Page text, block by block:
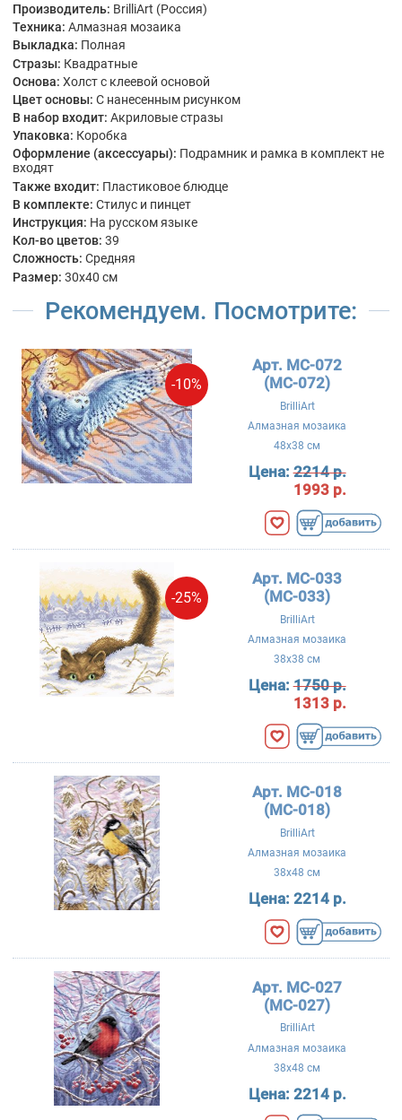
Производитель: BrilliArt (Россия)
Техника: Алмазная мозаика
Выкладка: Полная
Стразы: Квадратные
Основа: Холст с клеевой основой
Цвет основы: С нанесенным рисунком
В набор входит: Акриловые стразы
Упаковка: Коробка
Оформление (аксессуары): Подрамник и рамка в комплект не
входят
Также входит: Пластиковое блюдце
В комплекте: Стилус и пинцет
Инструкция: На русском языке
Кол-во цветов: 39
Сложность: Средняя
Размер: 30x40 см
Рекомендуем. Посмотрите:
-10%
Арт. MC-072
(МС-072)
BrilliArt
Алмазная мозаика
48x38 см
Цена:2214 р.
1993 р.
-25%
Арт. MC-033
(МС-033)
BrilliArt
Алмазная мозаика
38x38 см
Цена:1750 р.
1313 р.
Арт. MC-018
(МС-018)
BrilliArt
Алмазная мозаика
38x48 см
Цена: 2214 р.
Арт. MC-027
(МС-027)
BrilliArt
Алмазная мозаика
38x48 см
Цена: 2214 р.